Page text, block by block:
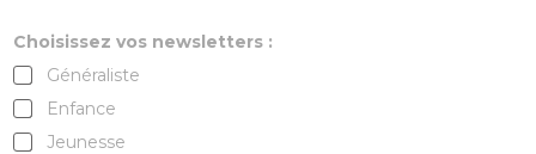
Choisissez vos newsletters :
Généraliste
Enfance
Jeunesse